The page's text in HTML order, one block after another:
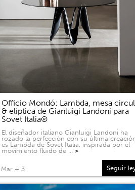
Officio Mondó: Lambda, mesa
& elíptica de Gianluigi Landoni para
Sovet Italia®
El diseñador italiano Gianluigi Landoni ha
rozado la perfección con su última
es Lambda de Sovet Italia, inspirada por el
movimiento fluido de … >
Mar + 3 Seguir